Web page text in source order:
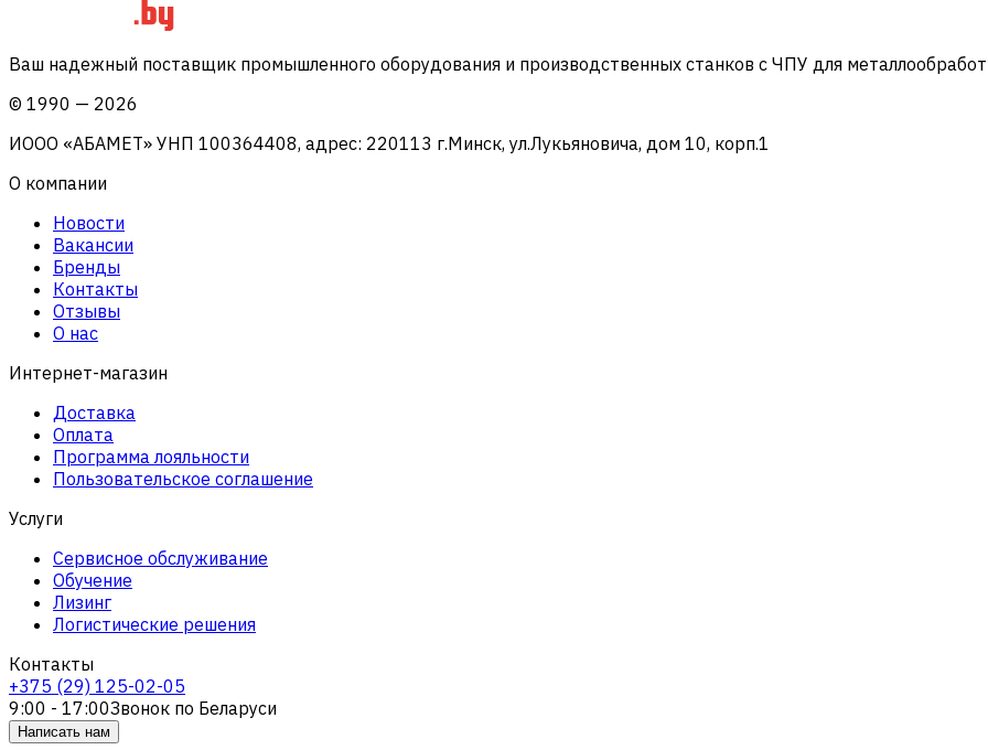
Ваш надежный поставщик промышленного оборудования и производственных станков с ЧПУ для
© 1990 — 2026
ИООО «АБАМЕТ» УНП 100364408, адрес: 220113 г.Минск, ул.Лукьяновича, дом 10, корп.1
О компании
Новости
Вакансии
Бренды
Контакты
Отзывы
О нас
Интернет-магазин
Доставка
Оплата
Программа лояльности
Пользовательское соглашение
Услуги
Сервисное обслуживание
Обучение
Лизинг
Логистические решения
Контакты
+375 (29) 125-02-05
9:00 - 17:00Звонок по Беларуси
Написать нам